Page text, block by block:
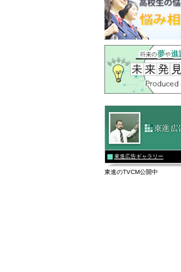
東進広告ギャラリー
東進のTVCM公開中